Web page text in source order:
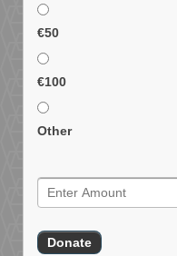
€50
€100
Other